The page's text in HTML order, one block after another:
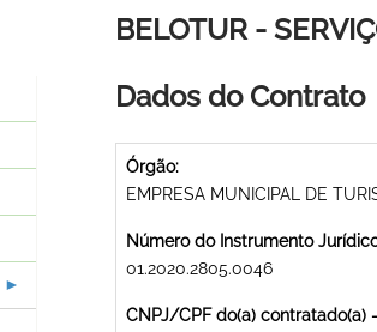
BELOTUR -
Dados do Contrato
Órgão:
EMPRESA MUNICIPAL DE
Número do Instrumento
01.2020.2805.0046
CNPJ/CPF do(a) contratado(a)